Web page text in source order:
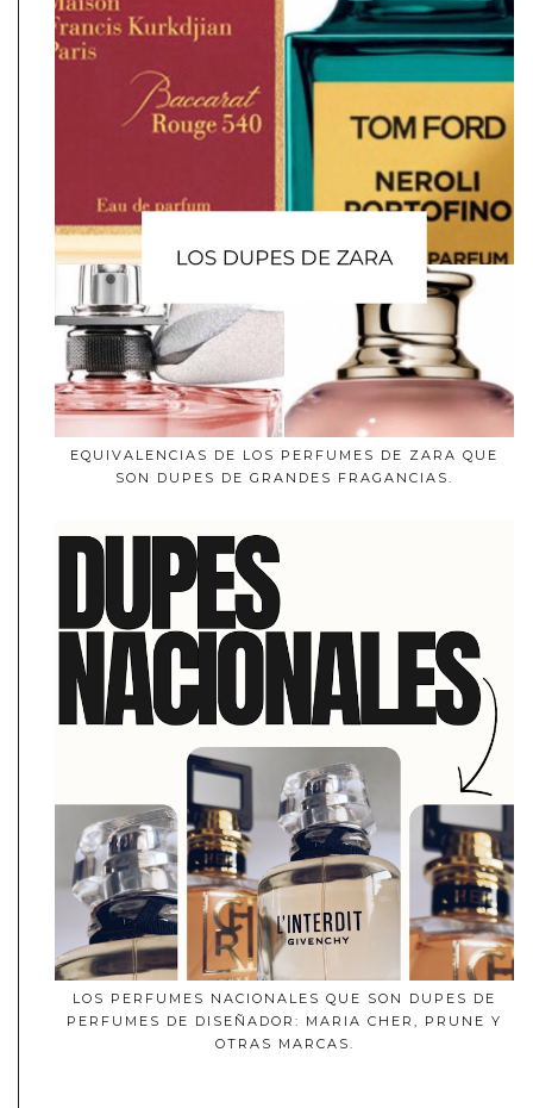
EQUIVALENCIAS DE LOS PERFUMES DE ZARA QUE
SON DUPES DE GRANDES FRAGANCIAS.
LOS PERFUMES NACIONALES QUE SON DUPES DE
PERFUMES DE DISEÑADOR: MARIA CHER, PRUNE Y
OTRAS MARCAS.